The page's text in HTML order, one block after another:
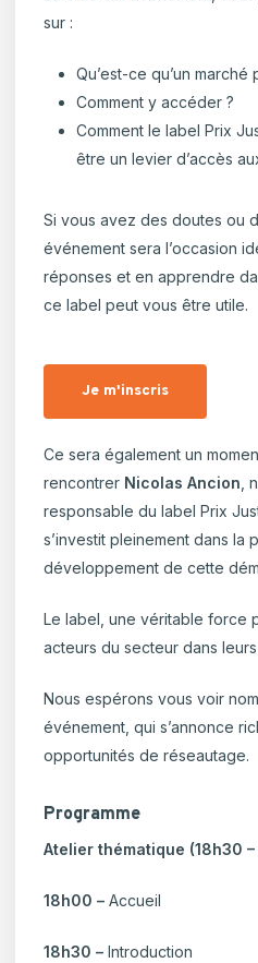
sur :
Qu’est-ce qu’un marché
Comment y accéder ?
Comment le label Prix
être un levier d’accès
Si vous avez des doutes ou
événement sera l’occasion
réponses et en apprendre
ce label peut vous être utile.
Je m'inscris
Ce sera également un
rencontrer Nicolas Ancion,
responsable du label Prix
s’investit pleinement dans la
développement de cette
Le label, une véritable force
acteurs du secteur dans
Nous espérons vous voir
événement, qui s’annonce
opportunités de réseautage.
Programme
Atelier thématique (18h30
18h00 – Accueil
18h30 – Introduction